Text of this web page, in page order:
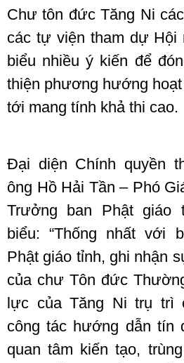
Chư tôn đức Tăng Ni
các tự viện tham dự Hội
biểu nhiều ý kiến để
thiện phương hướng
tới mang tính khả thi cao.
Đại diện Chính quyền
ông Hồ Hải Tần – Phó
Trưởng ban Phật giáo
biểu: “Thống nhất với
Phật giáo tỉnh, ghi nhận
của chư Tôn đức
lực của Tăng Ni trụ trì
công tác hướng dẫn tín
quan tâm kiến tạo,